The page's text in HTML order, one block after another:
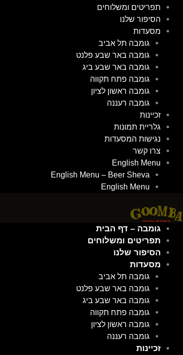
תפריטים ומשלוחים
הסיפור שלנו
מסעדות
גומבה תל אביב
גומבה באר שבע פלנט
גומבה באר שבע ביג
גומבה פתח תקווה
גומבה ראשון לציון
גומבה רעננה
זכיינות
גלריית תמונות
נגישות המסעדות
צרו קשר
English Menu
English Menu – Beer Sheva
English Menu
גומבה – דף הבית
תפריטים ומשלוחים
הסיפור שלנו
מסעדות
גומבה תל אביב
גומבה באר שבע פלנט
גומבה באר שבע ביג
גומבה פתח תקווה
גומבה ראשון לציון
גומבה רעננה
זכיינות